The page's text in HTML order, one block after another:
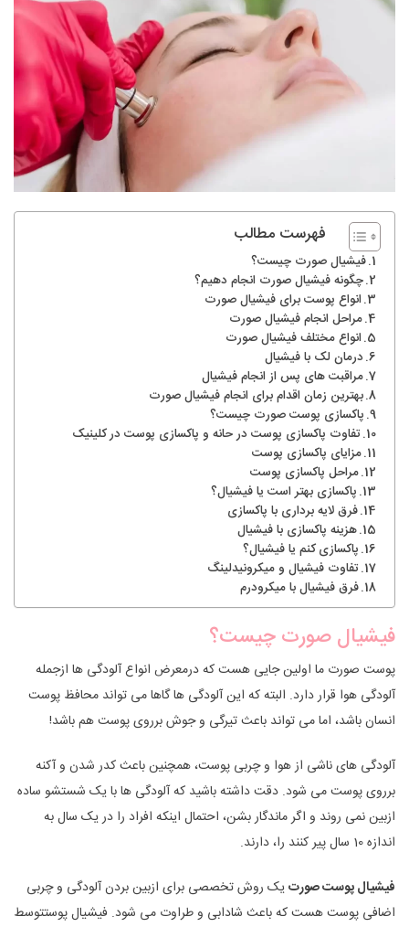
فهرست مطالب
فیشیال صورت چیست؟
چگونه فیشیال صورت انجام دهیم؟
انواع پوست برای فیشیال صورت
مراحل انجام فیشیال صورت
انواع مختلف فیشیال صورت
درمان لک با فیشیال
مراقبت های پس از انجام فیشیال
بهترین زمان اقدام برای انجام فیشیال صورت
پاکسازی پوست صورت چیست؟
تفاوت پاکسازی پوست در حانه و پاکسازی پوست در کلینیک
مزایای پاکسازی پوست
مراحل پاکسازی پوست
پاکسازی بهتر است یا فیشیال؟
فرق لایه برداری با پاکسازی
هزینه پاکسازی با فیشیال
پاکسازی کنم یا فیشیال؟
تفاوت فیشیال و میکرونیدلینگ
فرق فیشیال با میکرودرم
فیشیال صورت چیست؟
پوست صورت ما اولین جایی هست که درمعرض انواع آلودگی ها ازجمله
آلودگی هوا قرار دارد. البته که این آلودگی ها گاها می تواند محافظ پوست
انسان باشد، اما می تواند باعث تیرگی و جوش برروی پوست هم باشد!
آلودگی های ناشی از هوا و چربی پوست، همچنین باعث کدر شدن و آکنه
برروی پوست می شود. دقت داشته باشید که آلودگی ها با یک شستشو ساده
ازبین نمی روند و اگر ماندگار بشن، احتمال اینکه افراد را در یک سال به
اندازه 10 سال پیر کنند را، دارند.
فیشیال پوست صورتیک روش تخصصی برای ازبین بردن آلودگی و چربی
اضافی پوست هست که باعث شادابی و طراوت می شود. فیشیال پوستتوسط